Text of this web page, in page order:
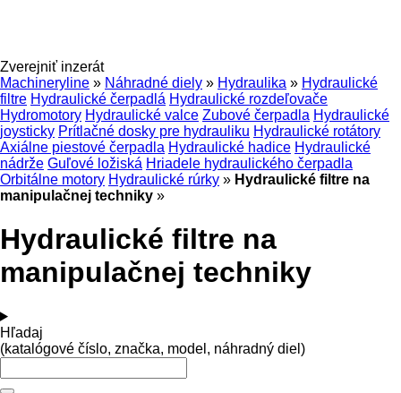
Zverejniť inzerát
Machineryline » Náhradné diely » Hydraulika » Hydraulické
filtre Hydraulické čerpadlá Hydraulické rozdeľovače
Hydromotory Hydraulické valce Zubové čerpadla Hydraulické
joysticky Prítlačné dosky pre hydrauliku Hydraulické rotátory
Axiálne piestové čerpadla Hydraulické hadice Hydraulické
nádrže Guľové ložiská Hriadele hydraulického čerpadla
Orbitálne motory Hydraulické rúrky » Hydraulické filtre na
manipulačnej techniky »
Hydraulické filtre na
manipulačnej techniky
Hľadaj
(katalógové číslo, značka, model, náhradný diel)